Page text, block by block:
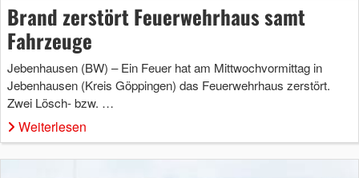
Brand zerstört Feuerwehrhaus samt
Fahrzeuge
Jebenhausen (BW) – Ein Feuer hat am Mittwochvormittag in
Jebenhausen (Kreis Göppingen) das Feuerwehrhaus zerstört.
Zwei Lösch- bzw. …
Weiterlesen